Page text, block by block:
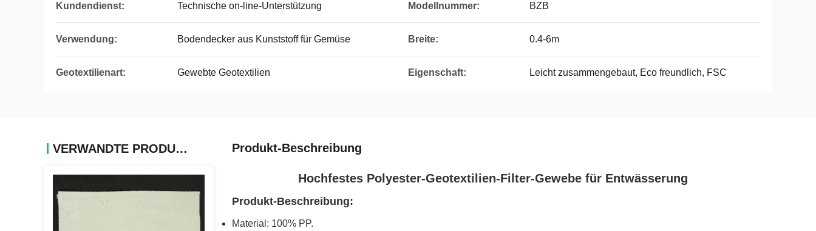
Kundendienst: Technische on-line-Unterstützung Modellnummer: BZB
Verwendung: Bodendecker aus Kunststoff für Gemüse Breite: 0.4-6m
Geotextilienart: Gewebte Geotextilien Eigenschaft: Leicht zusammengebaut, Eco freundlich, FSC
VERWANDTE PRODUKTE Produkt-Beschreibung
Hochfestes Polyester-Geotextilien-Filter-Gewebe für Entwässerung
Produkt-Beschreibung:
Material: 100% PP.